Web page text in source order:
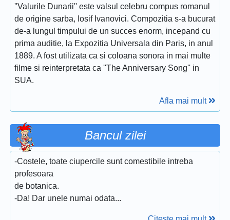
''Valurile Dunarii'' este valsul celebru compus romanul
de origine sarba, Iosif Ivanovici. Compozitia s-a bucurat
de-a lungul timpului de un succes enorm, incepand cu
prima auditie, la Expozitia Universala din Paris, in anul
1889. A fost utilizata ca si coloana sonora in mai multe
filme si reinterpretata ca ''The Anniversary Song'' in
SUA.
Afla mai mult
Bancul zilei
-Costele, toate ciupercile sunt comestibile intreba
profesoara
de botanica.
-Da! Dar unele numai odata...